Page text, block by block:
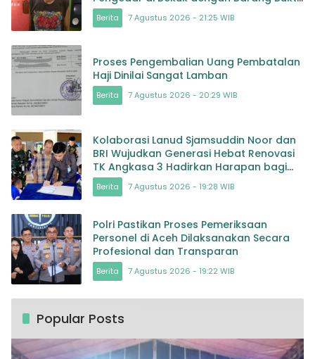
Sabu dan Timbangan
Berita 7 Agustus 2026 - 21:25 WIB
Proses Pengembalian Uang Pembatalan
Haji Dinilai Sangat Lamban
Berita 7 Agustus 2026 - 20:29 WIB
Kolaborasi Lanud Sjamsuddin Noor dan
BRI Wujudkan Generasi Hebat Renovasi
TK Angkasa 3 Hadirkan Harapan bagi
masa depan Bangsa
Berita 7 Agustus 2026 - 19:28 WIB
Polri Pastikan Proses Pemeriksaan
Personel di Aceh Dilaksanakan Secara
Profesional dan Transparan
Berita 7 Agustus 2026 - 19:22 WIB
Popular Posts